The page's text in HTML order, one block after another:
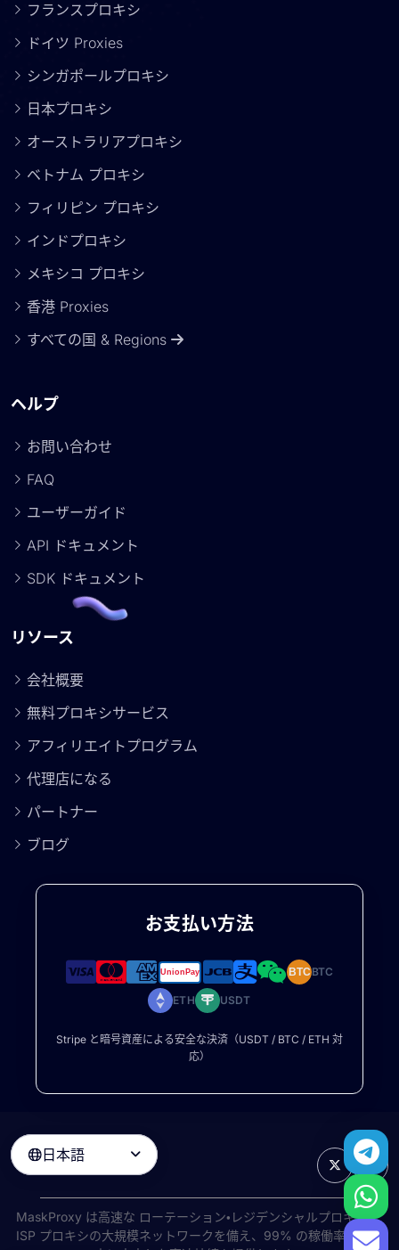
フランスプロキシ
ドイツ Proxies
シンガポールプロキシ
日本プロキシ
オーストラリアプロキシ
ベトナム プロキシ
フィリピン プロキシ
インドプロキシ
メキシコ プロキシ
香港 Proxies
すべての国 & Regions
ヘルプ
お問い合わせ
FAQ
ユーザーガイド
API ドキュメント
SDK ドキュメント
リソース
会社概要
無料プロキシサービス
アフィリエイトプログラム
代理店になる
パートナー
ブログ
お支払い方法
BTCBTC
ETH USDT
Stripe と暗号資産による安全な決済（USDT / BTC / ETH 対
応）
日本語 
MaskProxy は高速な ローテーション・レジデンシャルプロキシと
ISP プロキシの大規模ネットワークを備え、99% の稼働率で世界